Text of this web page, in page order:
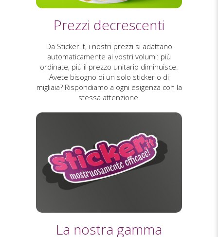
Prezzi decrescenti
Da Sticker.it, i nostri prezzi si adattano
automaticamente ai vostri volumi: più
ordinate, più il prezzo unitario diminuisce.
Avete bisogno di un solo sticker o di
migliaia? Rispondiamo a ogni esigenza con la
stessa attenzione.
La nostra gamma